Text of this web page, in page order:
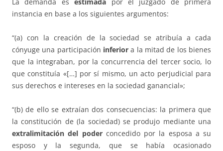
La demanda esestimada por el juzgado de primera
instancia en base a los siguientes argumentos:
“(a) con la creación de la sociedad se atribuía a cada
cónyuge una participación inferior a la mitad de los bienes
que la integraban, por la concurrencia del tercer socio, lo
que constituía «[…] por sí mismo, un acto perjudicial para
sus derechos e intereses en la sociedad ganancial»;
“(b) de ello se extraían dos consecuencias: la primera que
la constitución de (la sociedad) se produjo mediante una
extralimitación del poderconcedido por la esposa a su
esposo y la segunda, que se había ocasionado